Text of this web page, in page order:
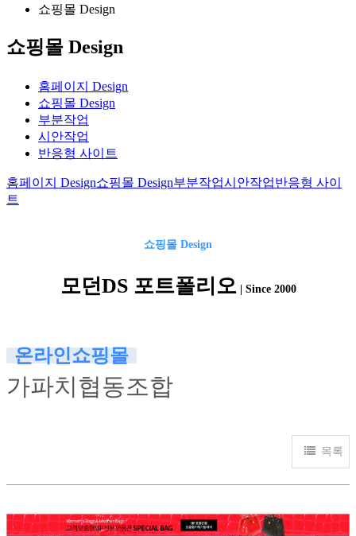
쇼핑몰 Design
쇼핑몰 Design
홈페이지 Design
쇼핑몰 Design
부분작업
시안작업
반응형 사이트
홈페이지 Design쇼핑몰 Design부분작업시안작업반응형 사이
트
쇼핑몰 Design
모던DS 포트폴리오 | Since 2000
온라인쇼핑몰
가파치협동조합
목록